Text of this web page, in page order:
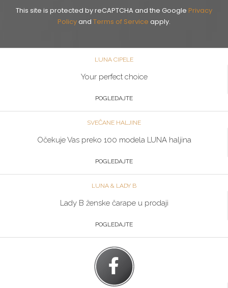
This site is protected by reCAPTCHA and the Google Privacy
Policyand Terms of Service apply.
LUNA CIPELE
Your perfect choice
POGLEDAJTE
SVEČANE HALJINE
Očekuje Vas preko 100 modela LUNA haljina
POGLEDAJTE
LUNA & LADY B
Lady B ženske čarape u prodaji
POGLEDAJTE